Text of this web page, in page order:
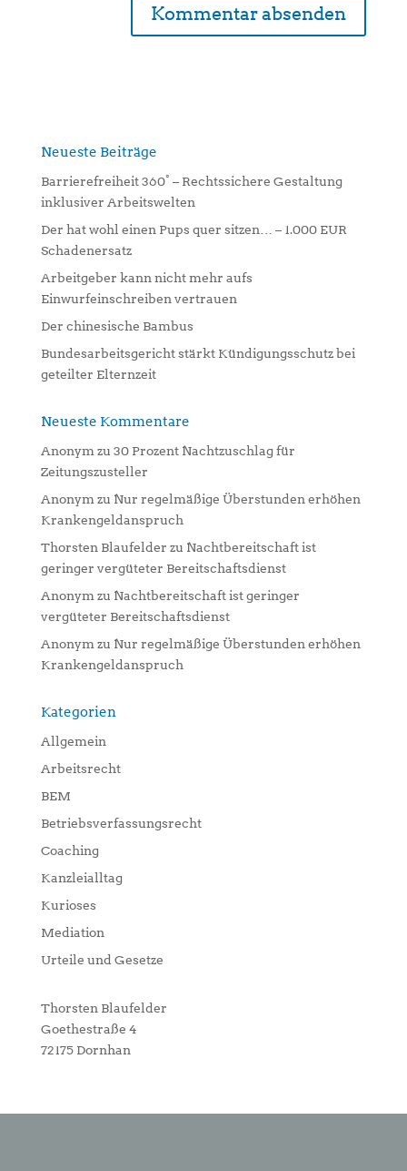
n
t
v
e
:
Neueste Beiträge
Barrierefreiheit 360° – Rechtssichere Gestaltung
inklusiver Arbeitswelten
Der hat wohl einen Pups quer sitzen… – 1.000 EUR
Schadenersatz
Arbeitgeber kann nicht mehr aufs
Einwurfeinschreiben vertrauen
Der chinesische Bambus
Bundesarbeitsgericht stärkt Kündigungsschutz bei
geteilter Elternzeit
Neueste Kommentare
Anonymzu 30 Prozent Nachtzuschlag für
Zeitungszusteller
Anonymzu Nur regelmäßige Überstunden erhöhen
Krankengeldanspruch
Thorsten Blaufelder zu Nachtbereitschaft ist
geringer vergüteter Bereitschaftsdienst
Anonymzu Nachtbereitschaft ist geringer
vergüteter Bereitschaftsdienst
Anonymzu Nur regelmäßige Überstunden erhöhen
Krankengeldanspruch
Kategorien
Allgemein
Arbeitsrecht
BEM
Betriebsverfassungsrecht
Coaching
Kanzleialltag
Kurioses
Mediation
Urteile und Gesetze
Thorsten Blaufelder
Goethestraße 4
72175 Dornhan